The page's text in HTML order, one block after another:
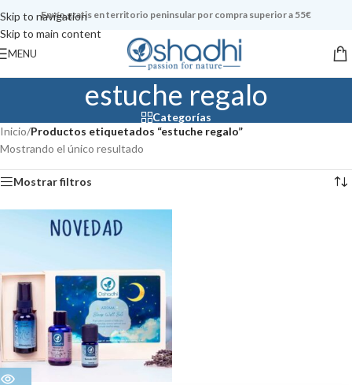
Skip to navigation
Skip to main content
Envío gratis en territorio peninsular por compra superior a 55€
MENU
estuche regalo
Categorías
Inicio/Productos etiquetados “estuche regalo”
Mostrando el único resultado
Mostrar filtros